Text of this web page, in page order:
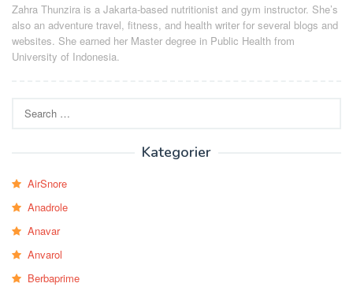
Zahra Thunzira is a Jakarta-based nutritionist and gym instructor. She’s
also an adventure travel, fitness, and health writer for several blogs and
websites. She earned her Master degree in Public Health from
University of Indonesia.
for:
Kategorier
AirSnore
Anadrole
Anavar
Anvarol
Berbaprime